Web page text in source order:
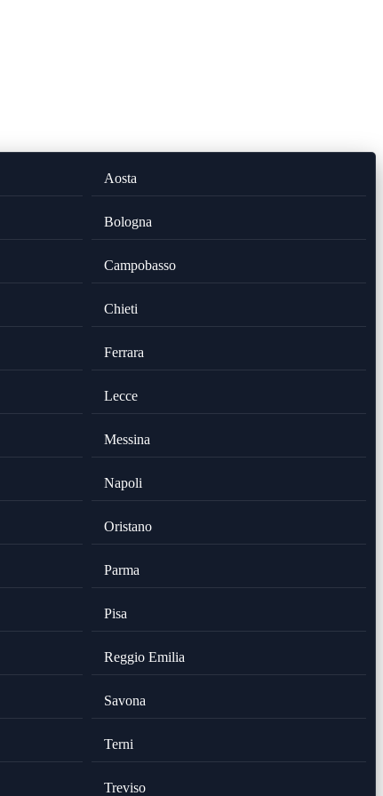
Aosta
Bologna
Campobasso
Chieti
Ferrara
Lecce
Messina
Napoli
Oristano
Parma
Pisa
Reggio Emilia
Savona
Terni
Treviso